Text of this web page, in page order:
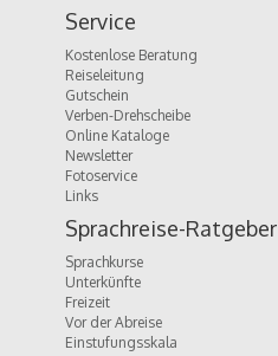
Service
Kostenlose Beratung
Reiseleitung
Gutschein
Verben-Drehscheibe
Online Kataloge
Newsletter
Fotoservice
Links
Sprachreise-Ratgeber
Sprachkurse
Unterkünfte
Freizeit
Vor der Abreise
Einstufungsskala